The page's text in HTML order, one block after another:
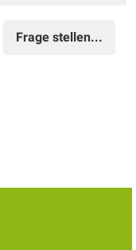
Frage stellen...